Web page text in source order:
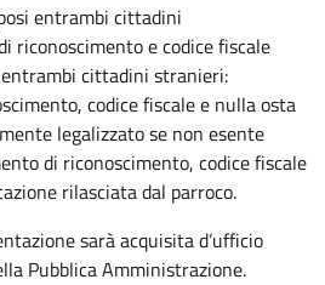
entrambi cittadini
riconoscimento e codice fiscale
cittadini stranieri:
codice fiscale e nulla osta
legalizzato se non esente
di riconoscimento, codice fiscale
rilasciata dal parroco.
sarà acquisita d’ufficio
Pubblica Amministrazione.